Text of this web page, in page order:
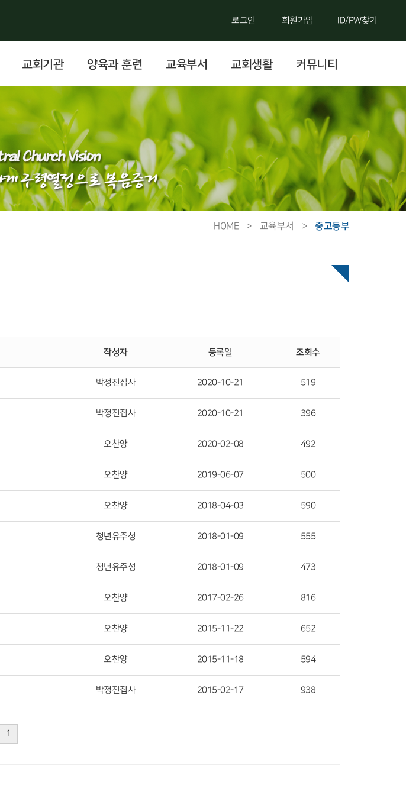
로그인 회원가입 ID/PW찾기
교회기관 양육과 훈련 교육부서 교회생활 커뮤니티
HOME > 교육부서 > 중고등부
작성자 등록일 조회수
박정진집사 2020-10-21 519
박정진집사 2020-10-21 396
오찬양 2020-02-08 492
오찬양 2019-06-07 500
오찬양 2018-04-03 590
청년유주성 2018-01-09 555
청년유주성 2018-01-09 473
오찬양 2017-02-26 816
오찬양 2015-11-22 652
오찬양 2015-11-18 594
박정진집사 2015-02-17 938
1